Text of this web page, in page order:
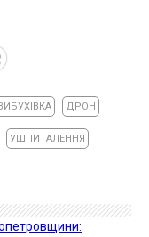
ДРОН
УШПИТАЛЕННЯ